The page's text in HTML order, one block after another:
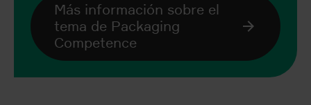
Más información sobre el
tema de Packaging
Competence